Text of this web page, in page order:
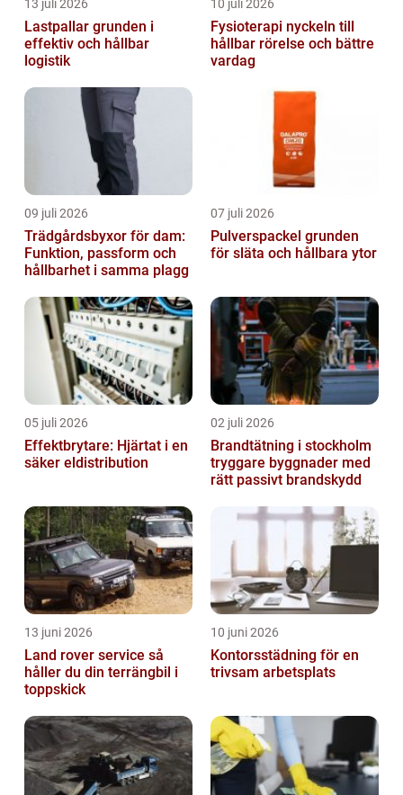
13 juli 2026
Lastpallar grunden i
effektiv och hållbar
logistik
10 juli 2026
Fysioterapi nyckeln till
hållbar rörelse och bättre
vardag
09 juli 2026
Trädgårdsbyxor för dam:
Funktion, passform och
hållbarhet i samma plagg
07 juli 2026
Pulverspackel grunden
för släta och hållbara ytor
05 juli 2026
Effektbrytare: Hjärtat i en
säker eldistribution
02 juli 2026
Brandtätning i stockholm
tryggare byggnader med
rätt passivt brandskydd
13 juni 2026
Land rover service så
håller du din terrängbil i
toppskick
10 juni 2026
Kontorsstädning för en
trivsam arbetsplats